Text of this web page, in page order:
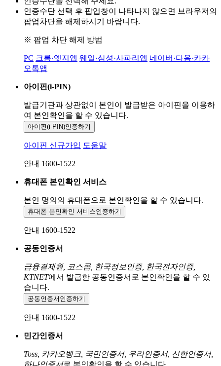
인증수단 선택 후 팝업창이 나타나지 않으면 브라우저의
팝업차단을 해제하시기 바랍니다.
※ 팝업 차단 해제 방법
PC 크롬·엣지앱 웨일·삼성·사파리앱 네이버·다음·카카
오톡앱
아이핀(i-PIN)
발급기관과 상관없이 본인이 발급받은 아이핀을 이용하
여 본인확인을 할 수 있습니다.
아이핀(i-PIN)인증하기
아이핀 신규가입 도움말
안내 1600-1522
휴대폰 본인확인 서비스
본인 명의의 휴대폰으로 본인확인을 할 수 있습니다.
휴대폰 본인확인 서비스인증하기
안내 1600-1522
공동인증서
금융결제원, 코스콤, 한국정보인증, 한국전자인증,
KTNET에서 발급한 공동인증서로 본인확인을 할 수 있
습니다.
공동인증서 인증하기
안내 1600-1522
민간인증서
Toss, 카카오뱅크, 국민인증서, 우리인증서, 신한인증서,